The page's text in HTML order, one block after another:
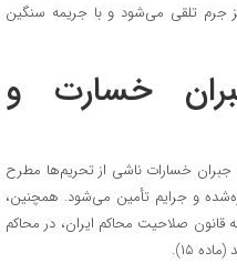
جرم تلقی می‌شود و با جریمه سنگین
خسارت و
جبران خسارات ناشی از تحریم‌ها مطرح
و جرایم تأمین می‌شود. همچنین،
قانون صلاحیت محاکم ایران، در محاکم
۱۵).